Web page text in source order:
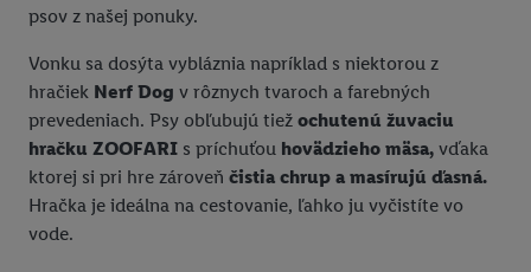
psov z našej ponuky.
Vonku sa dosýta vybláznia napríklad s niektorou z
hračiek Nerf Dog v rôznych tvaroch a farebných
prevedeniach. Psy obľubujú tiež ochutenú žuvaciu
hračku ZOOFARI s príchuťou hovädzieho mäsa, vďaka
ktorej si pri hre zároveň čistia chrup a masírujú ďasná.
Hračka je ideálna na cestovanie, ľahko ju vyčistíte vo
vode.